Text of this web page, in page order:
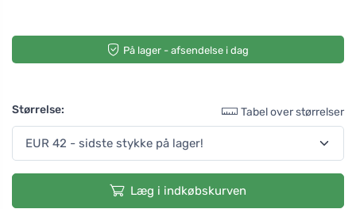
På lager - afsendelse i dag
Størrelse: Tabel over størrelser
Læg i indkøbskurven